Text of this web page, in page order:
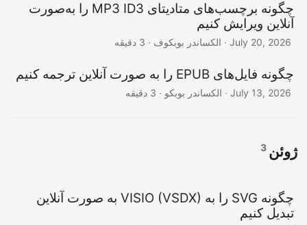
چگونه برچسب‌های متادیتای MP3 ID3 را به‌صورت
آنلاین ویرایش کنیم
July 20, 2026
چگونه فایل‌های EPUB را به صورت آنلاین ترجمه کنیم
July 13, 2026
ژوئن
چگونه SVG را به VISIO (VSDX) به صورت آنلاین
تبدیل کنیم